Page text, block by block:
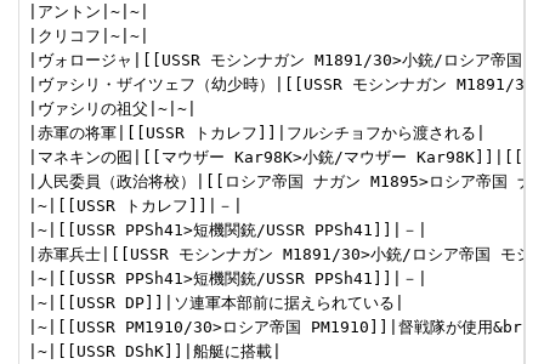
|アントン|~|~|
|クリコフ|~|~|
|ヴォロージャ|[[USSR モシンナガン M1891/30>小銃/ロシア帝国
|ヴァシリ・ザイツェフ（幼少時）|[[USSR モシンナガン
|ヴァシリの祖父|~|~|
|赤軍の将軍|[[USSR トカレフ]]|フルシチョフから渡される|
|マネキンの囮|[[マウザー Kar98K>小銃/マウザー Kar98K]]|[[
|人民委員（政治将校）|[[ロシア帝国 ナガン M1895>ロシア帝国
|~|[[USSR トカレフ]]|－|
|~|[[USSR PPSh41>短機関銃/USSR PPSh41]]|－|
|赤軍兵士|[[USSR モシンナガン M1891/30>小銃/ロシア帝国 モ
|~|[[USSR PPSh41>短機関銃/USSR PPSh41]]|－|
|~|[[USSR DP]]|ソ連軍本部前に据えられている|
|~|[[USSR PM1910/30>ロシア帝国 PM1910]]|督戦隊が使用&br;防
|~|[[USSR DShK]]|船艇に搭載|